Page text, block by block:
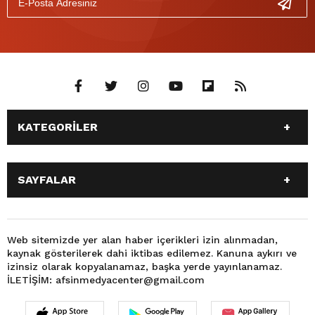
KATEGORİLER
ANASAYFA
GÜNDEM
SİYASET
SPOR
EKONOMİ
TEKNOLOJİ
3. SAYFA
BÜYÜKŞEHİR BELEDİYESİ
DÜNYA
FOTO GALERİ
KÜLTÜR SANAT
MAGAZİN
OTOMOBİL
SAĞLIK
VIDEO GALERİ
SAYFALAR
SİYASET
EĞİTİM
SPOR
EKONOMİ
TEKNOLOJİ
3. SAYFA
FOTO GALERİ
KÜLTÜR SANAT
Web sitemizde yer alan haber içerikleri izin alınmadan,
kaynak gösterilerek dahi iktibas edilemez. Kanuna aykırı ve
izinsiz olarak kopyalanamaz, başka yerde yayınlanamaz.
İLETİŞİM: afsinmedyacenter@gmail.com